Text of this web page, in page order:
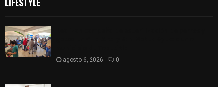
agosto 6, 2026 0